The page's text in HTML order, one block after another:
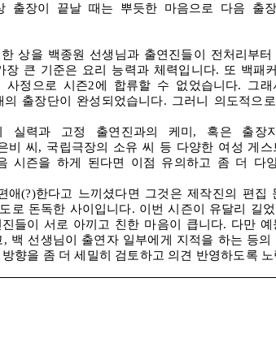
출장이 끝날 때는 뿌듯한 마음으로 다음 출
상을 백종원 선생님과 출연진들이 전처리부
장 큰 기준은 요리 능력과 체력입니다. 또 백패
정으로 시즌2에 합류할 수 없었습니다. 그
출장단이 완성되었습니다. 그러니 의도적으
실력과 고정 출연진과의 케미 , 혹은 출장
비 씨 , 국립극장의 소유 씨 등 다양한 여성 게
시즌을 하게 된다면 이점 유의하고 좀 더 다
애(?)한다고 느끼셨다면 그것은 제작진의 편집
로 돈독한 사이입니다. 이번 시즌이 유달리 길
들이 서로 아끼고 친한 마음이 큽니다. 다만
, 백 선생님이 출연자 일부에게 지적을 하는 등
방향을 좀 더 세밀히 검토하고 의견 반영하도록